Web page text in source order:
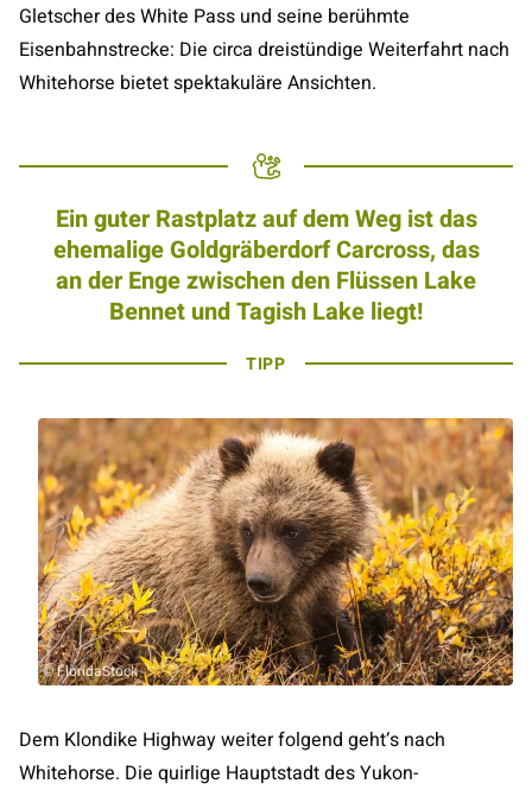
Gletscher des White Pass und seine berühmte
Eisenbahnstrecke: Die circa dreistündige Weiterfahrt nach
Whitehorse bietet spektakuläre Ansichten.
Ein guter Rastplatz auf dem Weg ist das
ehemalige Goldgräberdorf Carcross, das
an der Enge zwischen den Flüssen Lake
Bennet und Tagish Lake liegt!
TIPP
© FloridaStock
Dem Klondike Highway weiter folgend geht‘s nach
Whitehorse. Die quirlige Hauptstadt des Yukon-